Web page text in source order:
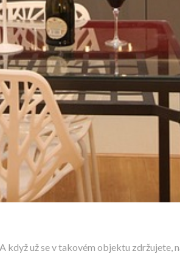
už se v takovém objektu